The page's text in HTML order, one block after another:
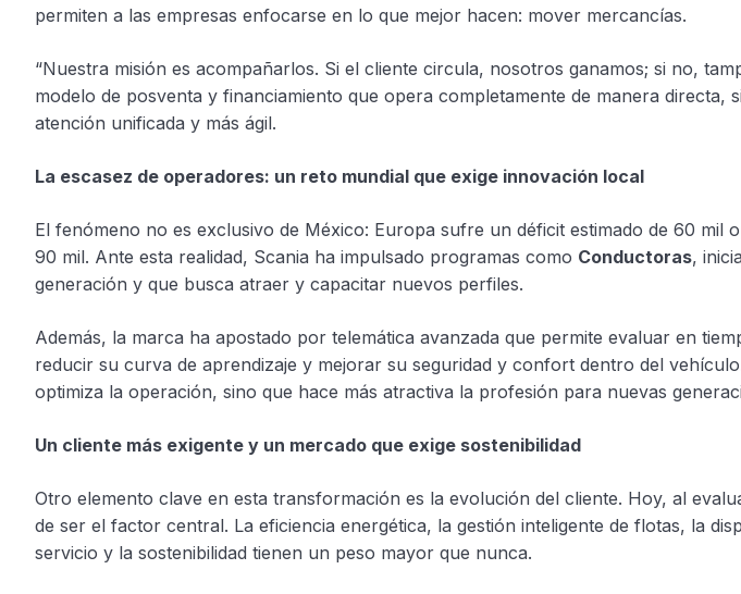
permiten a las empresas enfocarse en lo que mejor hacen: mover mercancías.
“Nuestra misión es acompañarlos. Si el cliente circula, nosotros ganamos; si no,
modelo de posventa y financiamiento que opera completamente de manera directa,
atención unificada y más ágil.
La escasez de operadores: un reto mundial que exige innovación local
El fenómeno no es exclusivo de México: Europa sufre un déficit estimado de 60 mil
90 mil. Ante esta realidad, Scania ha impulsado programas como Conductoras,
generación y que busca atraer y capacitar nuevos perfiles.
Además, la marca ha apostado por telemática avanzada que permite evaluar en
reducir su curva de aprendizaje y mejorar su seguridad y confort dentro del
optimiza la operación, sino que hace más atractiva la profesión para nuevas
Un cliente más exigente y un mercado que exige sostenibilidad
Otro elemento clave en esta transformación es la evolución del cliente. Hoy, al
de ser el factor central. La eficiencia energética, la gestión inteligente de flotas, la
servicio y la sostenibilidad tienen un peso mayor que nunca.